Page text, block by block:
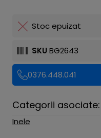
Stoc epuizat
SKU BG2643
0376.448.041
Categorii asociate:
Inele